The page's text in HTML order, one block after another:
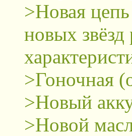
>Новая
новых звёзд
>Гоночная
>Новый
>Новой